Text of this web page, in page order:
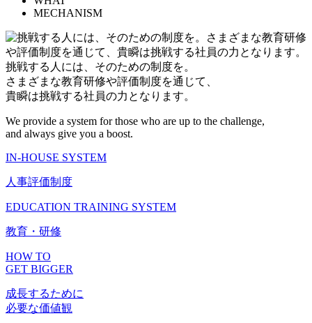
MECHANISM
挑戦する人には、そのための制度を。
さまざまな教育研修や評価制度を通じて、
貴瞬は挑戦する社員の力となります。
We provide a system for those who are up to the challenge,
and always give you a boost.
IN-HOUSE SYSTEM
人事評価制度
EDUCATION TRAINING SYSTEM
教育・研修
HOW TO
GET BIGGER
成長するために
必要な価値観